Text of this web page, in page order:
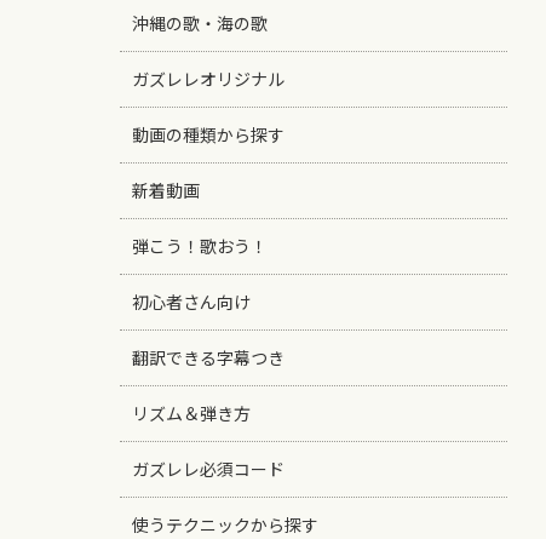
沖縄の歌・海の歌
ガズレレオリジナル
動画の種類から探す
新着動画
弾こう！歌おう！
初心者さん向け
翻訳できる字幕つき
リズム＆弾き方
ガズレレ必須コード
使うテクニックから探す